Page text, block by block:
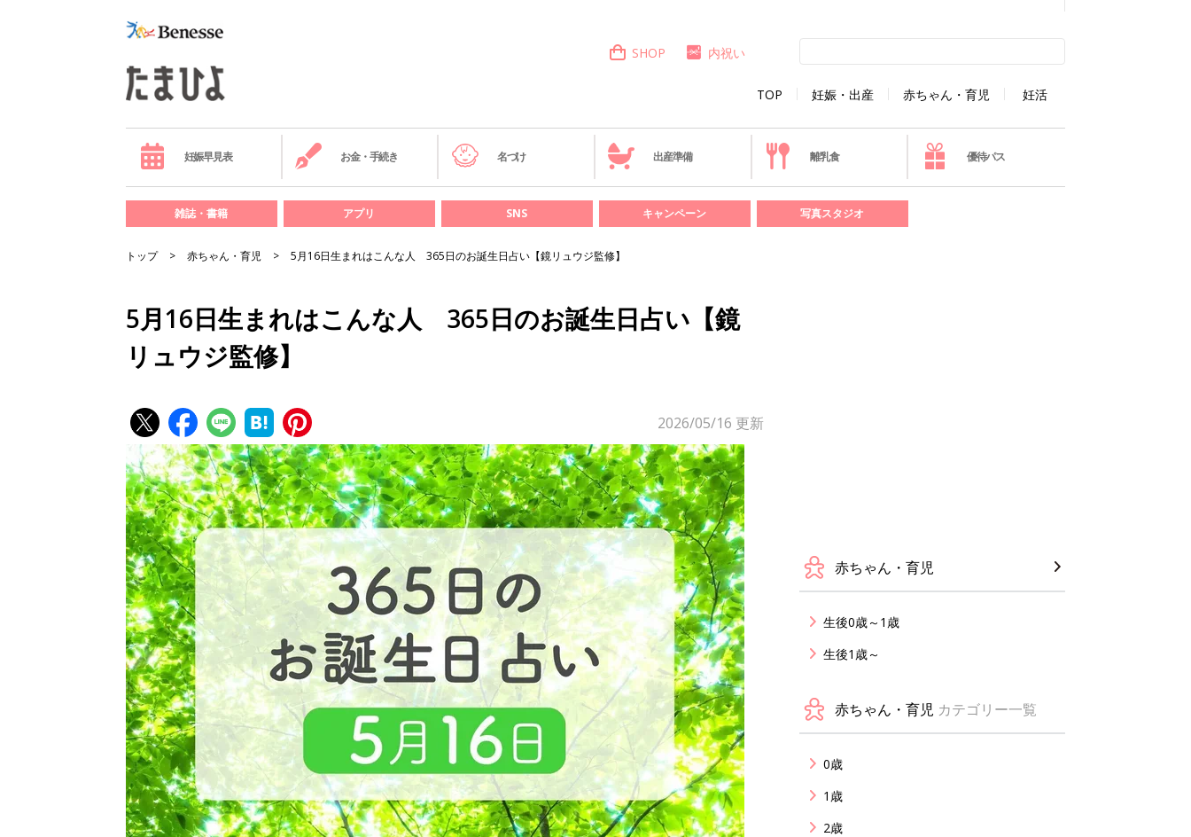
TOP 妊娠・出産 赤ちゃん・育児 妊活
SHOP 内祝い
妊娠早見表 お金・手続き 名づけ 出産準備 離乳食 優待パス
雑誌・書籍 アプリ SNS キャンペーン 写真スタジオ
トップ 赤ちゃん・育児 5月16日生まれはこんな人 365日のお誕生日占い【鏡リュウジ監修】
5月16日生まれはこんな人 365日のお誕生日占い【鏡
リュウジ監修】
2026/05/16 更新
赤ちゃん・育児
生後0歳～1歳
生後1歳～
赤ちゃん・育児 カテゴリー一覧
0歳
1歳
2歳